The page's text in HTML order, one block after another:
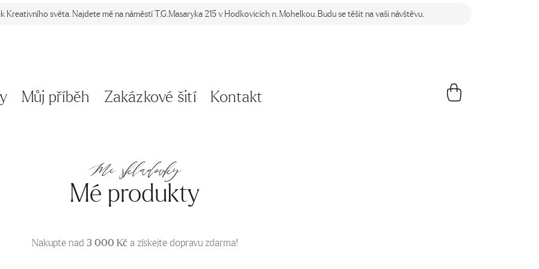
světa. Najdete mě na náměstí T.G.Masaryka 215 v Hodkovicích n. Mohelkou. Budu se těšit na vaši návštěvu.
Můj příběh Zakázkové šití Kontakt
Mé skladovky
Mé produkty
Nakupte nad 3 000 Kča získejte dopravu zdarma!